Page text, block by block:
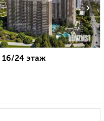
›
16/24 этаж